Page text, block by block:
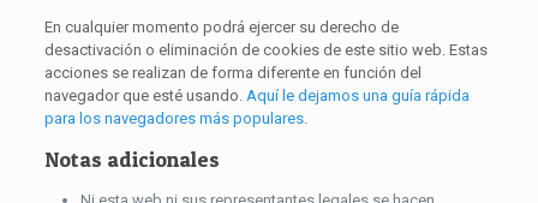
En cualquier momento podrá ejercer su derecho de
desactivación o eliminación de cookies de este sitio web. Estas
acciones se realizan de forma diferente en función del
navegador que esté usando.Aquí le dejamos una guía rápida
para los navegadores más populares.
Notas adicionales